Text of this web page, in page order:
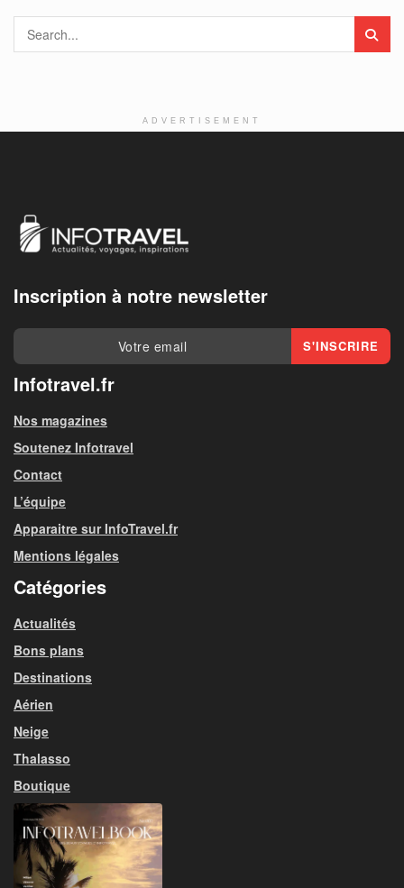
ADVERTISEMENT
Inscription à notre newsletter
Infotravel.fr
Nos magazines
Soutenez Infotravel
Contact
L’équipe
Apparaitre sur InfoTravel.fr
Mentions légales
Catégories
Actualités
Bons plans
Destinations
Aérien
Neige
Thalasso
Boutique